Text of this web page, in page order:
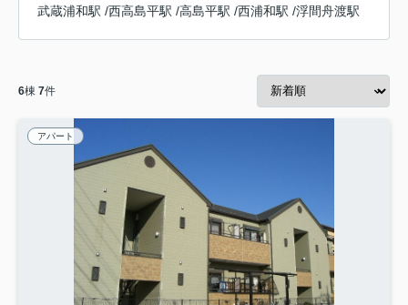
武蔵浦和駅 /西高島平駅 /高島平駅 /西浦和駅 /浮間舟渡駅
6棟 7件
アパート